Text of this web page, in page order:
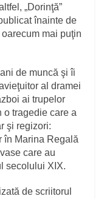
„Dorinţă”
înainte de
mai puţin
de muncă şi îi
al dramei
ai trupelor
o tragedie care a
şi regizori:
în Marina Regală
care au
secolului XIX.
de scriitorul